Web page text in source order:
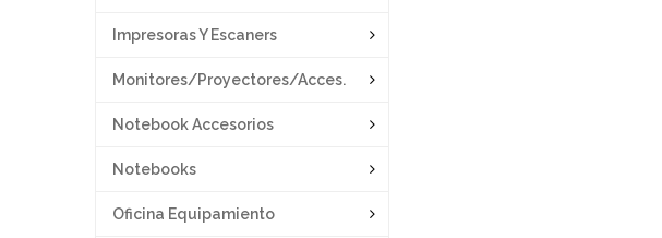
Impresoras Y Escaners
Monitores/proyectores/acces.
Notebook Accesorios
Notebooks
Oficina Equipamiento